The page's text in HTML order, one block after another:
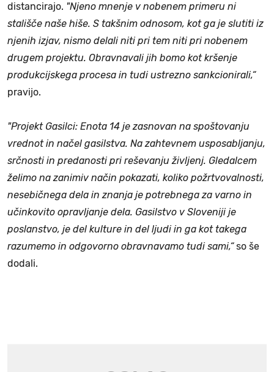
distancirajo. "Njeno mnenje v nobenem primeru ni
stališče naše hiše. S takšnim odnosom, kot ga je slutiti iz
njenih izjav, nismo delali niti pri tem niti pri nobenem
drugem projektu. Obravnavali jih bomo kot kršenje
produkcijskega procesa in tudi ustrezno sankcionirali,“
pravijo.
"Projekt Gasilci: Enota 14 je zasnovan na spoštovanju
vrednot in načel gasilstva. Na zahtevnem usposabljanju,
srčnosti in predanosti pri reševanju življenj. Gledalcem
želimo na zanimiv način pokazati, koliko požrtvovalnosti,
nesebičnega dela in znanja je potrebnega za varno in
učinkovito opravljanje dela. Gasilstvo v Sloveniji je
poslanstvo, je del kulture in del ljudi in ga kot takega
razumemo in odgovorno obravnavamo tudi sami,“so še
dodali.